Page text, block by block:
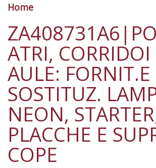
Tu sei qui
Home
ATRI,
AULE: FORNIT.E
SOSTITUZ.
NEON,
PLACCHE E
COPE